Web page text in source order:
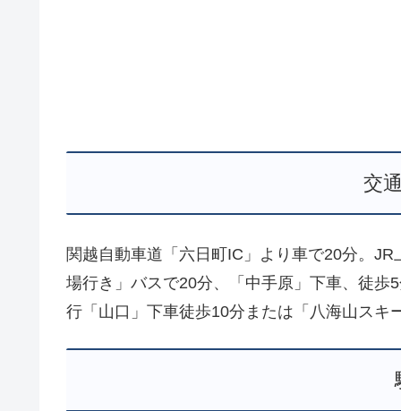
交
関越自動車道「六日町IC」より車で20分。
場行き」バスで20分、「中手原」下車、徒
行「山口」下車徒歩10分または「八海山スキ